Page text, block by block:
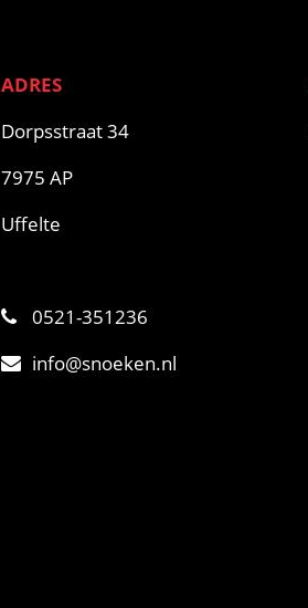
ADRES
Dorpsstraat 34
7975 AP
Uffelte
0521-351236
info@snoeken.nl